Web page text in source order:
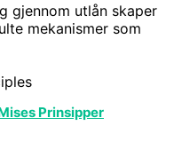
gjennom utlån skaper
mekanismer som
Prinsipper